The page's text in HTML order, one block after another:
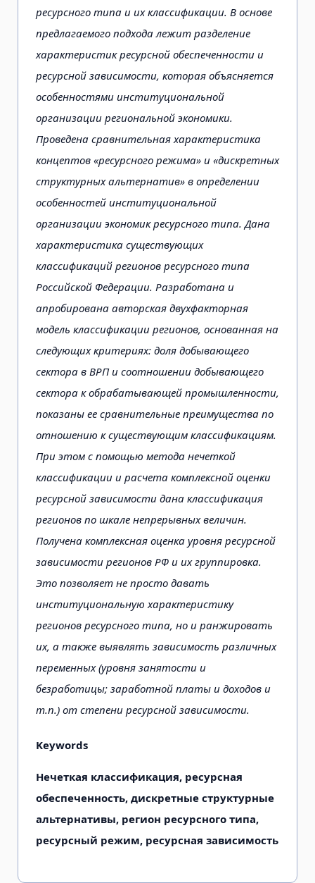
ресурсного типа и их классификации. В основе
предлагаемого подхода лежит разделение
характеристик ресурсной обеспеченности и
ресурсной зависимости, которая объясняется
особенностями институциональной
организации региональной экономики.
Проведена сравнительная характеристика
концептов «ресурсного режима» и «дискретных
структурных альтернатив» в определении
особенностей институциональной
организации экономик ресурсного типа. Дана
характеристика существующих
классификаций регионов ресурсного типа
Российской Федерации. Разработана и
апробирована авторская двухфакторная
модель классификации регионов, основанная на
следующих критериях: доля добывающего
сектора в ВРП и соотношении добывающего
сектора к обрабатывающей промышленности,
показаны ее сравнительные преимущества по
отношению к существующим классификациям.
При этом с помощью метода нечеткой
классификации и расчета комплексной оценки
ресурсной зависимости дана классификация
регионов по шкале непрерывных величин.
Получена комплексная оценка уровня ресурсной
зависимости регионов РФ и их группировка.
Это позволяет не просто давать
институциональную характеристику
регионов ресурсного типа, но и ранжировать
их, а также выявлять зависимость различных
переменных (уровня занятости и
безработицы; заработной платы и доходов и
т.п.) от степени ресурсной зависимости.
Keywords
Нечеткая классификация, ресурсная
обеспеченность, дискретные структурные
альтернативы, регион ресурсного типа,
ресурсный режим, ресурсная зависимость